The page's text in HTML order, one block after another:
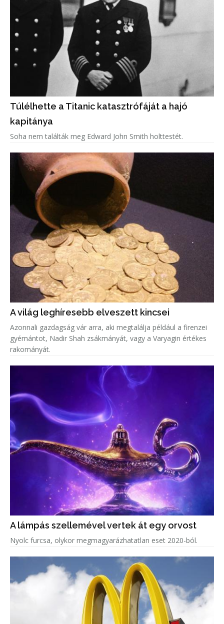
Túlélhette a Titanic katasztrófáját a hajó
kapitánya
Soha nem találták meg Edward John Smith holttestét.
A világ leghíresebb elveszett kincsei
Azonnali gazdagság vár arra, aki megtalálja például a firenzei
gyémántot, Nadir Shah zsákmányát, vagy a Varyagin értékes
rakományát.
A lámpás szellemével vertek át egy orvost
Nyolc furcsa, olykor megmagyarázhatatlan eset 2020-ból.